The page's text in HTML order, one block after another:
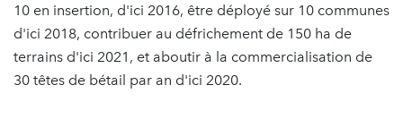
10 en insertion, d'ici 2016, être déployé sur 10 communes
d'ici 2018, contribuer au défrichement de 150 ha de
terrains d'ici 2021, et aboutir à la commercialisation de
30 têtes de bétail par an d'ici 2020.